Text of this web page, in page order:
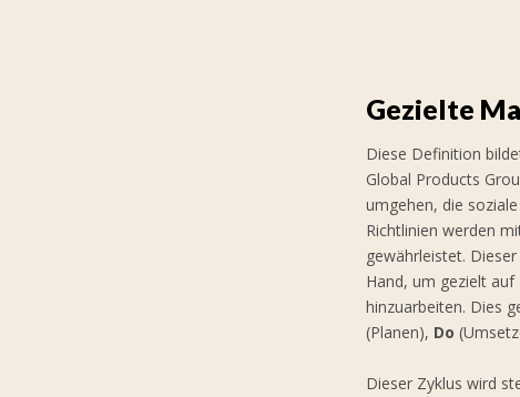
Gezielte
Diese Definition
Global Products
umgehen, die
Richtlinien werden
gewährleistet.
Hand, um gezielt auf
hinzuarbeiten. Dies
(Planen), Do
Dieser Zyklus wird